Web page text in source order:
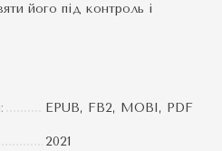
його під контроль і
EPUB, FB2, MOBI, PDF
2021